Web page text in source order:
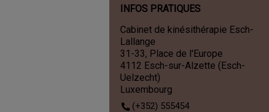
INFOS PRATIQUES
Cabinet de kinésithérapie Esch-
Lallange
31-33, Place de l'Europe
4112 Esch-sur-Alzette (Esch-
Uelzecht)
Luxembourg
(+352) 555454